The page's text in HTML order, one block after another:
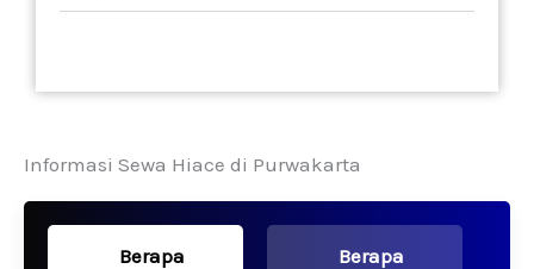
Informasi Sewa Hiace di Purwakarta
Berapa
Berapa